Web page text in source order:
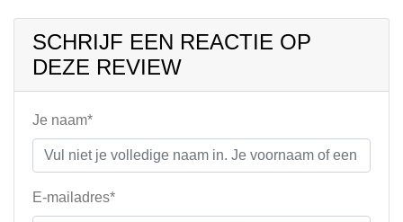
SCHRIJF EEN REACTIE OP
DEZE REVIEW
Je naam*
E-mailadres*